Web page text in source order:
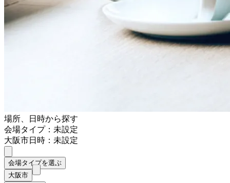
場所、日時から探す
会場タイプ：未設定
大阪市日時：未設定
会場タイプを選ぶ
大阪市